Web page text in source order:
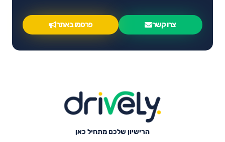
צרו קשר פרסמו באתר
הרישיון שלכם מתחיל כאן